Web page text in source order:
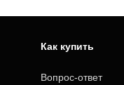
Как купить
Вопрос-ответ